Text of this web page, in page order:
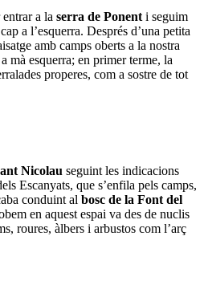
a la serra de Ponent i seguim
a l’esquerra. Després d’una petita
amb camps oberts a la nostra
a mà esquerra; en primer terme, la
properes, com a sostre de tot
Nicolau seguint les indicacions
Escanyats, que s’enfila pels camps,
conduint al bosc de la Font del
en aquest espai va des de nuclis
roures, àlbers i arbustos com l’arç